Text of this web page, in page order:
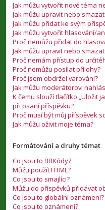
Jak můžu vytvořit nové téma
Jak můžu upravit nebo
Jak můžu přidat ke svým
Jak můžu vytvořit hlasování/
Proč nemůžu přidat do
Jak můžu upravit nebo
Proč nemám přístup do
Proč nemůžu posílat přílohy?
Proč jsem obdržel varování?
Jak můžu moderátorovi
K čemu slouží tlačítko „Uložit
při psaní příspěvku?
Proč musí být můj příspěvek
Jak můžu oživit moje téma?
Formátování a druhy témat
Co jsou to BBKódy?
Můžu použít HTML?
Co jsou to smajlíci?
Můžu do příspěvků přidávat
Co jsou to globální oznámení?
Co jsou to oznámení?